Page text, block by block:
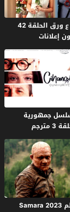
مسلسل حب ع ورق الحلقة 42
جمهورية
مشاهدة فيلم Samara 2023